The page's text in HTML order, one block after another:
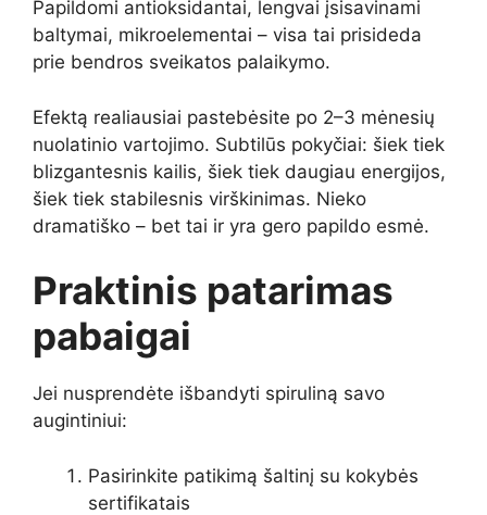
Papildomi antioksidantai, lengvai įsisavinami
baltymai, mikroelementai – visa tai prisideda
prie bendros sveikatos palaikymo.
Efektą realiausiai pastebėsite po 2–3 mėnesių
nuolatinio vartojimo. Subtilūs pokyčiai: šiek tiek
blizgantesnis kailis, šiek tiek daugiau energijos,
šiek tiek stabilesnis virškinimas. Nieko
dramatiško – bet tai ir yra gero papildo esmė.
Praktinis patarimas
pabaigai
Jei nusprendėte išbandyti spiruliną savo
augintiniui:
Pasirinkite patikimą šaltinį su kokybės
sertifikatais